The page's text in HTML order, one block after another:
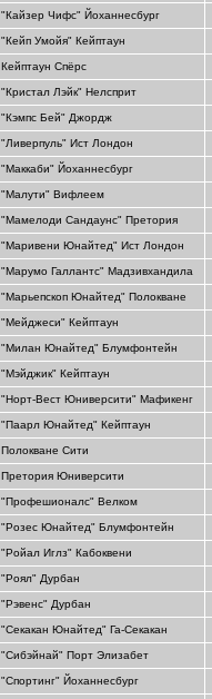
"Кайзер Чифс" Йоханнесбург
"Кейп Умойя" Кейптаун
Кейптаун Спёрс
"Кристал Лэйк" Нелсприт
"Кэмпс Бей" Джордж
"Ливерпуль" Ист Лондон
"Маккаби" Йоханнесбург
"Малути" Вифлеем
"Мамелоди Сандаунс" Претория
"Маривени Юнайтед" Ист Лондон
"Марумо Галлантс" Мадзивхандила
"Марьепскоп Юнайтед" Полокване
"Мейджеси" Кейптаун
"Милан Юнайтед" Блумфонтейн
"Мэйджик" Кейптаун
"Норт-Вест Юниверсити" Мафикенг
"Паарл Юнайтед" Кейптаун
Полокване Сити
Претория Юниверсити
"Профешионалс" Велком
"Розес Юнайтед" Блумфонтейн
"Ройал Иглз" Кабоквени
"Роял" Дурбан
"Рэвенс" Дурбан
"Секакан Юнайтед" Га-Секакан
"Сибэйнай" Порт Элизабет
"Спортинг" Йоханнесбург